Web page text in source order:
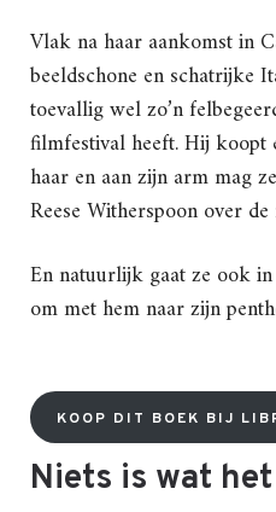
Vlak na haar aankomst in
beeldschone en schatrijke
toevallig wel zo’n
filmfestival heeft. Hij
haar en aan zijn arm mag
Reese Witherspoon over
En natuurlijk gaat ze ook
om met hem naar zijn
KOOP DIT BOEK BIJ
Niets is wat